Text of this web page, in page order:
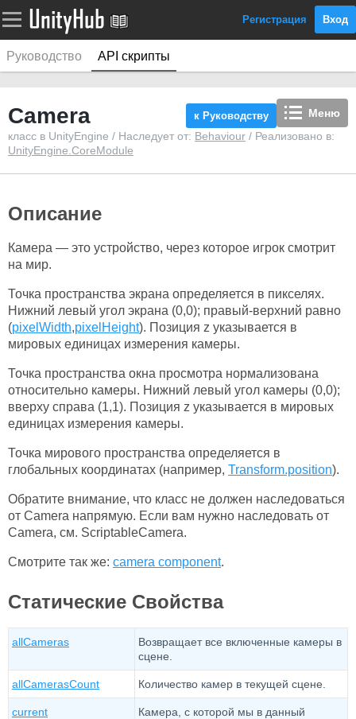
Регистрация Вход
Руководство API скрипты
Меню
к Руководству
Camera
класс в UnityEngine / Наследует от: Behaviour / Реализовано в:
UnityEngine.CoreModule
Описание
Камера — это устройство, через которое игрок смотрит
на мир.
Точка пространства экрана определяется в пикселях.
Нижний левый угол экрана (0,0); правый-верхний равно
(pixelWidth,pixelHeight). Позиция z указывается в
мировых единицах измерения камеры.
Точка пространства окна просмотра нормализована
относительно камеры. Нижний левый угол камеры (0,0);
вверху справа (1,1). Позиция z указывается в мировых
единицах измерения камеры.
Точка мирового пространства определяется в
глобальных координатах (например, Transform.position).
Обратите внимание, что класс не должен наследоваться
от Camera напрямую. Если вам нужно наследовать от
Camera, см. ScriptableCamera.
Смотрите так же: camera component.
Статические Свойства
allCameras
Возвращает все включенные камеры в
сцене.
allCamerasCount Количество камер в текущей сцене.
current
Камера, с которой мы в данный